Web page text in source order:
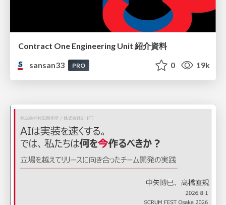
Contract One Engineering Unit 紹介資料
sansan33
PRO 0 19k